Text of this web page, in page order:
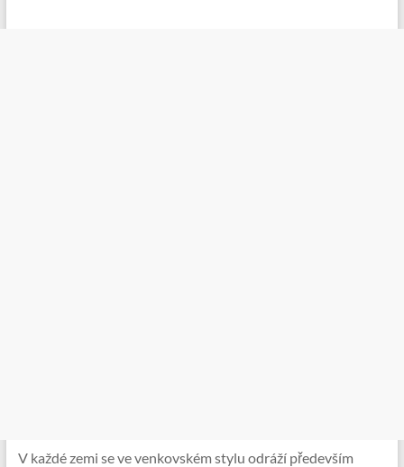
V každé zemi se ve venkovském stylu odráží především